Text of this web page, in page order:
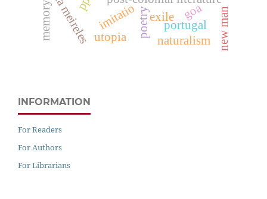
goa
poetry
imitatio exile
portugal
memory naturalism new man
utopia
INFORMATION
For Readers
For Authors
For Librarians